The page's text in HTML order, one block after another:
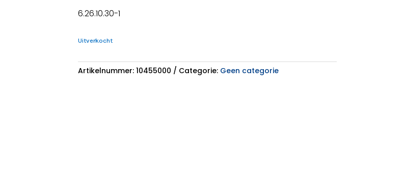
6.26.10.30-1
Uitverkocht
Artikelnummer: 10455000 Categorie: Geen categorie